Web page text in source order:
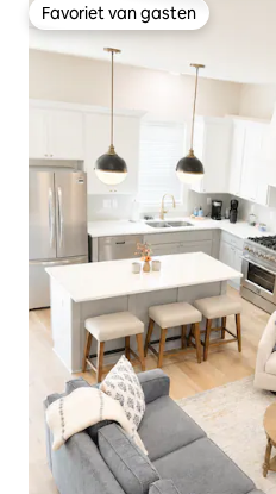
Favoriet van gasten
Favoriet van gasten